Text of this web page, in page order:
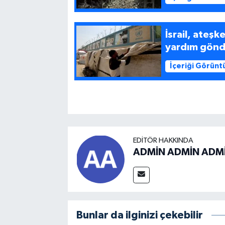
İsrail,
yardım
İçeriği
EDITÖR HAKKINDA
ADMİN ADMİN
Bunlar da ilginizi çekebilir